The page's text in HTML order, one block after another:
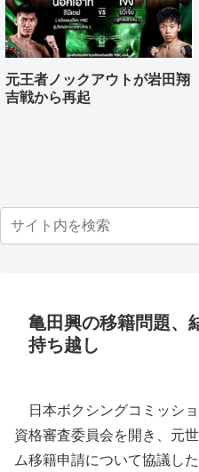
元王者ノックアウトが岩田翔
吉戦から再起
亀田興の移籍問題、
持ち越し
日本ボクシングコミッシ
資格審査委員会を開き、元
ム移籍申請について協議し